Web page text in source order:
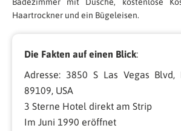
Badezimmer mit Dusche, kostenlose
Haartrockner und ein Bügeleisen.
Die Fakten auf einen Blick:
Adresse: 3850 S Las Vegas Blvd,
89109, USA
3 Sterne Hotel direkt am Strip
Im Juni 1990 eröffnet